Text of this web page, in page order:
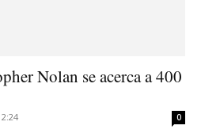
Nolan se acerca a 400
0